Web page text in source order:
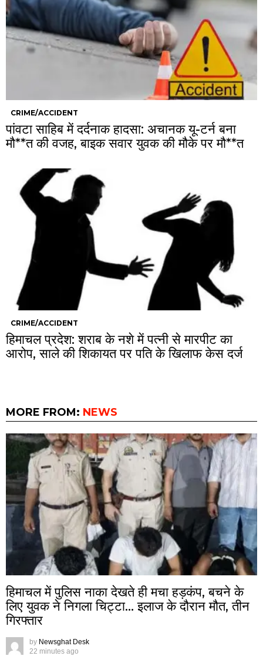
CRIME/ACCIDENT
पांवटा साहिब में दर्दनाक हादसा: अचानक यू-टर्न बना
मौ**त की वजह, बाइक सवार युवक की मौके पर मौ**त
CRIME/ACCIDENT
हिमाचल प्रदेश: शराब के नशे में पत्नी से मारपीट का
आरोप, साले की शिकायत पर पति के खिलाफ केस दर्ज
MORE FROM: NEWS
हिमाचल में पुलिस नाका देखते ही मचा हड़कंप, बचने के
लिए युवक ने निगला चिट्टा… इलाज के दौरान मौत, तीन
गिरफ्तार
by Newsghat Desk
22 minutes ago